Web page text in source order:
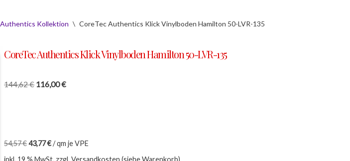
Kollektion \ CoreTec Authentics Klick Vinylboden Hamilton 50-LVR-135
CoreTec Authentics Klick Vinylboden Hamilton 50-LVR-135
144,62€ 116,00€
54,57€43,77€/qm je VPE
inkl. 19 % MwSt. zzgl. Versandkosten (siehe Warenkorb)